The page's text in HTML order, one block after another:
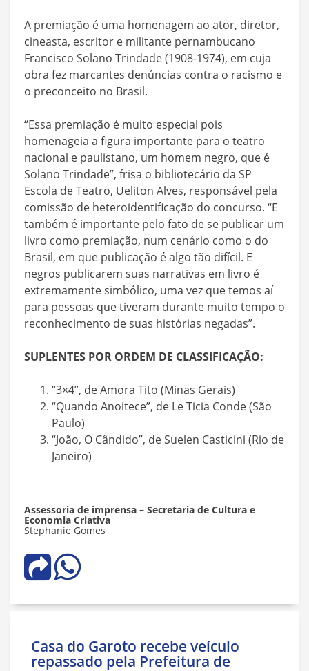
A premiação é uma homenagem ao ator, diretor,
cineasta, escritor e militante pernambucano
Francisco Solano Trindade (1908-1974), em cuja
obra fez marcantes denúncias contra o racismo e
o preconceito no Brasil.
“Essa premiação é muito especial pois
homenageia a figura importante para o teatro
nacional e paulistano, um homem negro, que é
Solano Trindade”, frisa o bibliotecário da SP
Escola de Teatro, Ueliton Alves, responsável pela
comissão de heteroidentificação do concurso. “E
também é importante pelo fato de se publicar um
livro como premiação, num cenário como o do
Brasil, em que publicação é algo tão difícil. E
negros publicarem suas narrativas em livro é
extremamente simbólico, uma vez que temos aí
para pessoas que tiveram durante muito tempo o
reconhecimento de suas histórias negadas”.
SUPLENTES POR ORDEM DE CLASSIFICAÇÃO:
“3×4”, de Amora Tito (Minas Gerais)
“Quando Anoitece”, de Le Ticia Conde (São
Paulo)
“João, O Cândido”, de Suelen Casticini (Rio de
Janeiro)
Assessoria de imprensa – Secretaria de Cultura e
Economia Criativa
Stephanie Gomes
Casa do Garoto recebe veículo
repassado pela Prefeitura de